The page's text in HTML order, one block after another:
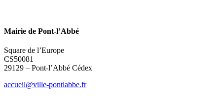
Mairie de Pont-l’Abbé
Square de l’Europe
CS50081
29129 – Pont-l’Abbé Cédex
accueil@ville-pontlabbe.fr